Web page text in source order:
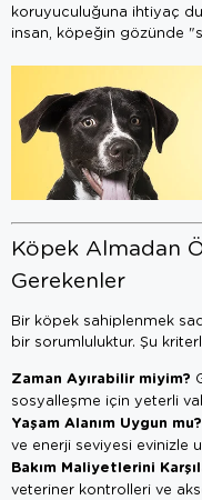
koruyuculuğuna ihtiyaç
insan, köpeğin gözünde
Köpek Almadan
Gerekenler
Bir köpek sahiplenmek
bir sorumluluktur. Şu
Zaman Ayırabilir miyim?
sosyalleşme için yeterli
Yaşam Alanım Uygun mu?
ve enerji seviyesi evinizle
Bakım Maliyetlerini
veteriner kontrolleri ve